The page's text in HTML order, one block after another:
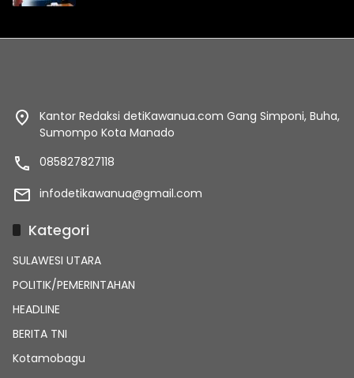
Kantor Redaksi detiKawanua.com Gang Simponi, Buha,
Sumompo Kota Manado
085827827118
infodetikawanua@gmail.com
Kategori
SULAWESI UTARA
POLITIK/PEMERINTAHAN
HEADLINE
BERITA TNI
Kotamobagu